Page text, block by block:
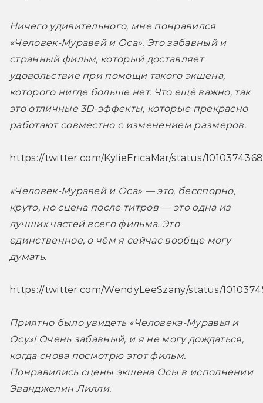
Ничего удивительного, мне понравился
«Человек-Муравей и Оса». Это забавный и
странный фильм, который доставляет
удовольствие при помощи такого экшена,
которого нигде больше нет. Что ещё важно, так
это отличные 3D-эффекты, которые прекрасно
работают совместно с изменением размеров.
https://twitter.com/KylieEricaMar/status/
«Человек-Муравей и Оса» — это, бесспорно,
круто, но сцена после титров — это одна из
лучших частей всего фильма. Это
единственное, о чём я сейчас вообще могу
думать.
https://twitter.com/WendyLeeSzany/status/
Приятно было увидеть «Человека-Муравья и
Осу»! Очень забавный, и я не могу дождаться,
когда снова посмотрю этот фильм.
Понравились сцены экшена Осы в исполнении
Эванджелин Лилли.